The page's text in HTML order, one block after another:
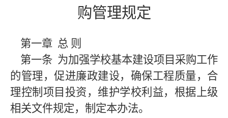
购管理规定
第一章 总 则
第一条 为加强学校基本建设项目采购工作
的管理，促进廉政建设，确保工程质量，合
理控制项目投资，维护学校利益，根据上级
相关文件规定，制定本办法。